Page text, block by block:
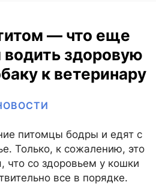
— что еще
здоровую
к ветеринару
питомцы бодры и едят с
Только, к сожалению, это
что со здоровьем у кошки
все в порядке.